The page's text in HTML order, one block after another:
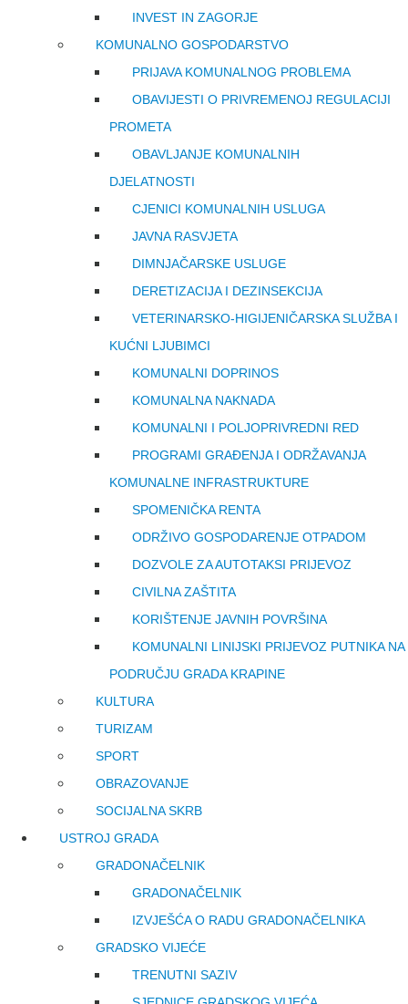
INVEST IN ZAGORJE
KOMUNALNO GOSPODARSTVO
PRIJAVA KOMUNALNOG PROBLEMA
OBAVIJESTI O PRIVREMENOJ REGULACIJI
PROMETA
OBAVLJANJE KOMUNALNIH
DJELATNOSTI
CJENICI KOMUNALNIH USLUGA
JAVNA RASVJETA
DIMNJAČARSKE USLUGE
DERETIZACIJA I DEZINSEKCIJA
VETERINARSKO-HIGIJENIČARSKA SLUŽBA I
KUĆNI LJUBIMCI
KOMUNALNI DOPRINOS
KOMUNALNA NAKNADA
KOMUNALNI I POLJOPRIVREDNI RED
PROGRAMI GRAĐENJA I ODRŽAVANJA
KOMUNALNE INFRASTRUKTURE
SPOMENIČKA RENTA
ODRŽIVO GOSPODARENJE OTPADOM
DOZVOLE ZA AUTOTAKSI PRIJEVOZ
CIVILNA ZAŠTITA
KORIŠTENJE JAVNIH POVRŠINA
KOMUNALNI LINIJSKI PRIJEVOZ PUTNIKA NA
PODRUČJU GRADA KRAPINE
KULTURA
TURIZAM
SPORT
OBRAZOVANJE
SOCIJALNA SKRB
USTROJ GRADA
GRADONAČELNIK
GRADONAČELNIK
IZVJEŠĆA O RADU GRADONAČELNIKA
GRADSKO VIJEĆE
TRENUTNI SAZIV